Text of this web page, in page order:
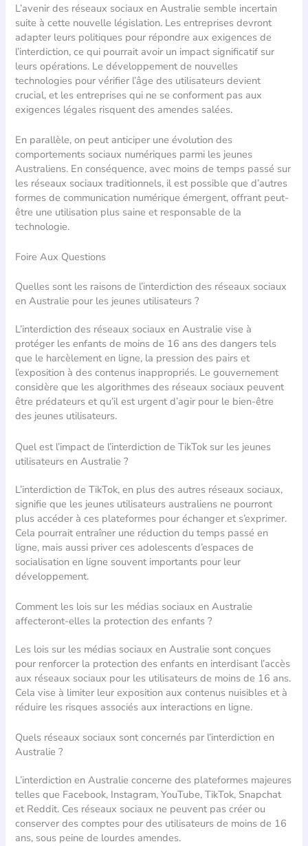
L’avenir des réseaux sociaux en Australie semble incertain
suite à cette nouvelle législation. Les entreprises devront
adapter leurs politiques pour répondre aux exigences de
l’interdiction, ce qui pourrait avoir un impact significatif sur
leurs opérations. Le développement de nouvelles
technologies pour vérifier l’âge des utilisateurs devient
crucial, et les entreprises qui ne se conforment pas aux
exigences légales risquent des amendes salées.
En parallèle, on peut anticiper une évolution des
comportements sociaux numériques parmi les jeunes
Australiens. En conséquence, avec moins de temps passé sur
les réseaux sociaux traditionnels, il est possible que d’autres
formes de communication numérique émergent, offrant peut-
être une utilisation plus saine et responsable de la
technologie.
Foire Aux Questions
Quelles sont les raisons de l’interdiction des réseaux sociaux
en Australie pour les jeunes utilisateurs ?
L’interdiction des réseaux sociaux en Australie vise à
protéger les enfants de moins de 16 ans des dangers tels
que le harcèlement en ligne, la pression des pairs et
l’exposition à des contenus inappropriés. Le gouvernement
considère que les algorithmes des réseaux sociaux peuvent
être prédateurs et qu’il est urgent d’agir pour le bien-être
des jeunes utilisateurs.
Quel est l’impact de l’interdiction de TikTok sur les jeunes
utilisateurs en Australie ?
L’interdiction de TikTok, en plus des autres réseaux sociaux,
signifie que les jeunes utilisateurs australiens ne pourront
plus accéder à ces plateformes pour échanger et s’exprimer.
Cela pourrait entraîner une réduction du temps passé en
ligne, mais aussi priver ces adolescents d’espaces de
socialisation en ligne souvent importants pour leur
développement.
Comment les lois sur les médias sociaux en Australie
affecteront-elles la protection des enfants ?
Les lois sur les médias sociaux en Australie sont conçues
pour renforcer la protection des enfants en interdisant l’accès
aux réseaux sociaux pour les utilisateurs de moins de 16 ans.
Cela vise à limiter leur exposition aux contenus nuisibles et à
réduire les risques associés aux interactions en ligne.
Quels réseaux sociaux sont concernés par l’interdiction en
Australie ?
L’interdiction en Australie concerne des plateformes majeures
telles que Facebook, Instagram, YouTube, TikTok, Snapchat
et Reddit. Ces réseaux sociaux ne peuvent pas créer ou
conserver des comptes pour des utilisateurs de moins de 16
ans, sous peine de lourdes amendes.